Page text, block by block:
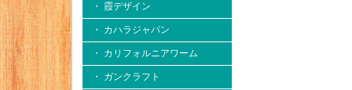
・ 霞デザイン
・ カハラジャパン
・ カリフォルニアワーム
・ ガンクラフト